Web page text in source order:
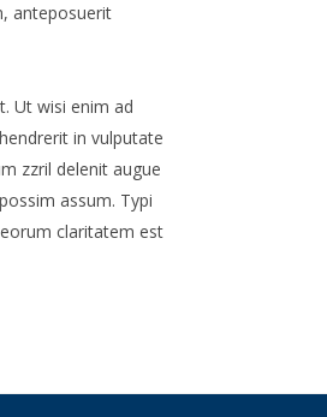
anteposuerit
Ut wisi enim ad
in vulputate
zzril delenit augue
assum. Typi
claritatem est